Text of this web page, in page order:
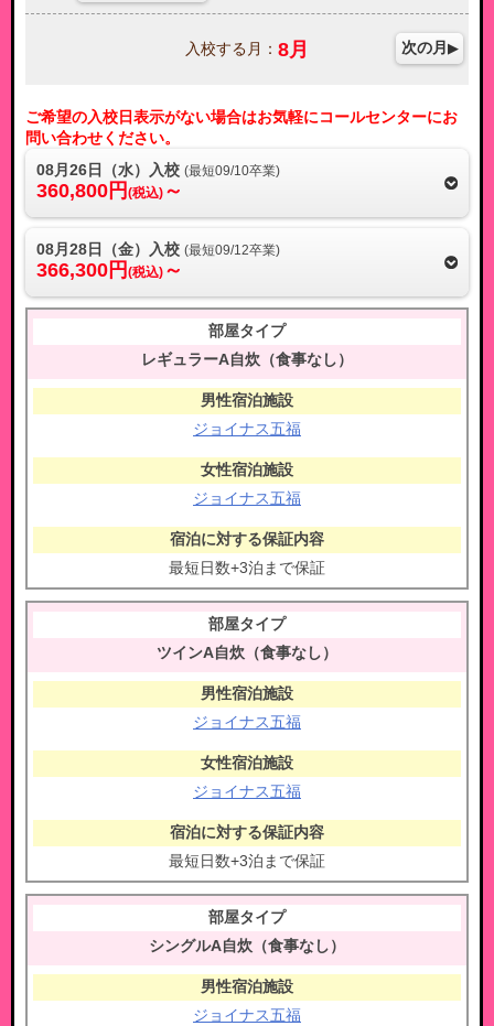
入校する月： 8月 次の月
ご希望の入校日表示がない場合はお気軽にコールセンターにお
問い合わせください。
08月26日（水）入校 (最短09/10卒業)
360,800円 (税込) ～
08月28日（金）入校 (最短09/12卒業)
366,300円 (税込) ～
レギュラーA自炊（食事なし）
ジョイナス五福
ジョイナス五福
最短日数+3泊まで保証
ツインA自炊（食事なし）
ジョイナス五福
ジョイナス五福
最短日数+3泊まで保証
シングルA自炊（食事なし）
ジョイナス五福